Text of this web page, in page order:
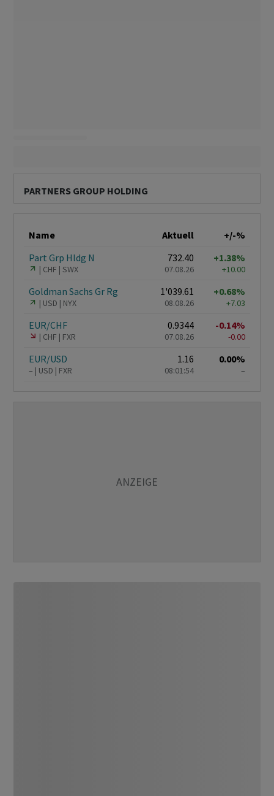
PARTNERS GROUP HOLDING
Name Aktuell
+/-%
Part Grp Hldg N
CHF SWX
732.40
07.08.26
+1.38%
+10.00
Goldman Sachs Gr Rg
USD NYX
1'039.61
08.08.26
+0.68%
+7.03
EUR/CHF
CHF FXR
0.9344
07.08.26
-0.14%
-0.00
EUR/USD
– USD FXR
1.16
08:01:54
0.00%
–